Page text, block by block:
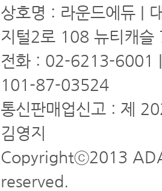
상호명 : 라운드에듀 |
지털2로 108 뉴티캐슬
전화 : 02-6213-6001
101-87-03524
통신판매업신고 : 제
김영지
Copyrightⓒ2013
reserved.